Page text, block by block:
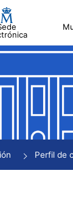
Perfil de